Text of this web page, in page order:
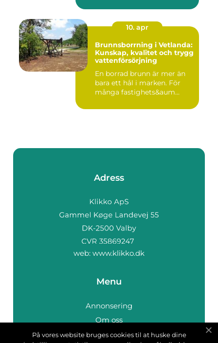
10. apr
Brunnsborrning i Vetlanda:
Kunskap, kvalitet och trygg
vattenförsörjning
En borrad brunn är mer än
bara ett hål i marken. För
många fastighets&aum...
Adress
web: www.klikko.dk
Menu
Annonsering
Om oss
Cookies
På vores website bruges cookies til at huske dine